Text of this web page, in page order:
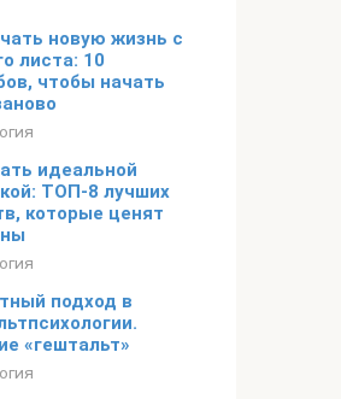
новую жизнь с
листа: 10
чтобы начать
идеальной
ТОП-8 лучших
которые ценят
подход в
«гештальт»